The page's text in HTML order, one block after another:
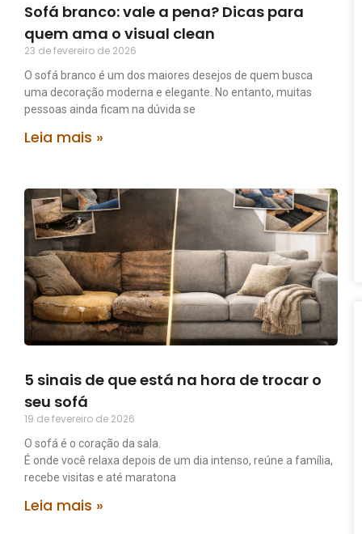
Sofá branco: vale a pena? Dicas para
quem ama o visual clean
23 de fevereiro de 2026
O sofá branco é um dos maiores desejos de quem busca
uma decoração moderna e elegante. No entanto, muitas
pessoas ainda ficam na dúvida se
Leia mais »
5 sinais de que está na hora de trocar o
seu sofá
19 de fevereiro de 2026
O sofá é o coração da sala.
É onde você relaxa depois de um dia intenso, reúne a família,
recebe visitas e até maratona
Leia mais »